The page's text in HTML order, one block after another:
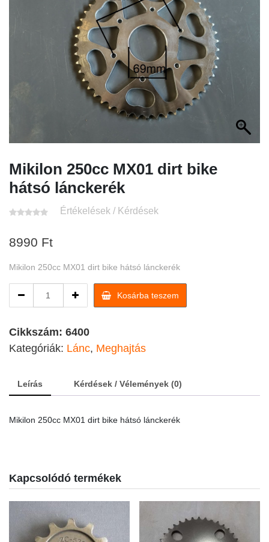
Mikilon 250cc MX01 dirt bike
hátsó lánckerék
Értékelések / Kérdések
8990 Ft
Mikilon 250cc MX01 dirt bike hátsó lánckerék
250cc
hátsó
Kosárba teszem
Cikkszám: 6400
Kategóriák: Lánc, Meghajtás
Leírás Kérdések / Vélemények (0)
Mikilon 250cc MX01 dirt bike hátsó lánckerék
Kapcsolódó termékek